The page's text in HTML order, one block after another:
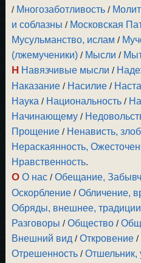
/ Многозаботливость /
и соблазны / Московская
Мусульманство, ислам /
(лжемученики) / Мысли /
Н Навязчивые мысли /
Наказание / Насилие /
Наука / Национальность /
Начинающему /
Прощение / Ненависть,
Нераскаянность,
Нравственность.
О О нас /Обещание,
Оскорбление /Обличение,
Обряды, внешнее, традиции
Разговоры /Общество /
Внешний вид /Откровение /
Отрешенность /Отшельник,